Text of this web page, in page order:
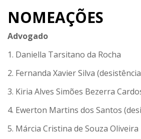
NOMEAÇÕES
Advogado
1. Daniella Tarsitano da Rocha
2. Fernanda Xavier Silva
3. Kiria Alves Simões Bezerra
4. Ewerton Martins dos Santos
5. Márcia Cristina de Souza Oliveira